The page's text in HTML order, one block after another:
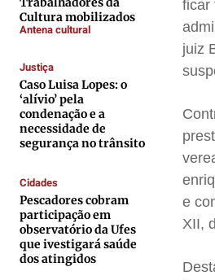
Jr Mignone (in memorian)
Publicidade Legal
Anuncie
Expediente
Contato
Anuncie
Jr Mignone (in memorian)
Publicidade Legal
Anuncie
Expediente
Contato
Anuncie
Jr Mignone (in memorian)
Publicidade Legal
Anuncie
Expediente
Contato
Anuncie
Jr Mignone (in memorian)
Publicidade Legal
Anuncie
Expediente
Contato
Anuncie
Cultura mobilizados
Antena cultural
Justiça
Caso Luisa Lopes: o
‘alívio’ pela
condenação e a
necessidade de
segurança no trânsito
Cidades
Pescadores cobram
participação em
observatório da Ufes
que ivestigará saúde
dos atingidos
ficar
juiz
e
XII,